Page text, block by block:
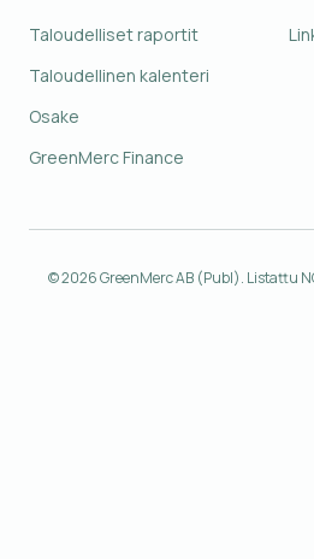
Taloudelliset raportit
Taloudellinen kalenteri
Osake
GreenMerc Finance
© 2026 GreenMerc AB (Publ). Listattu